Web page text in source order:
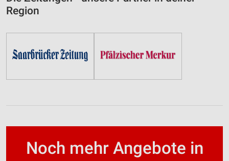
Region
Noch mehr Angebote in